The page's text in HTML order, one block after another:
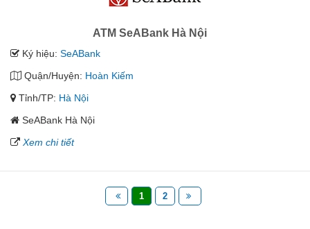
ATM SeABank Hà Nội
Ký hiệu: SeABank
Quận/Huyện: Hoàn Kiếm
Tỉnh/TP: Hà Nội
SeABank Hà Nội
Xem chi tiết
1 2